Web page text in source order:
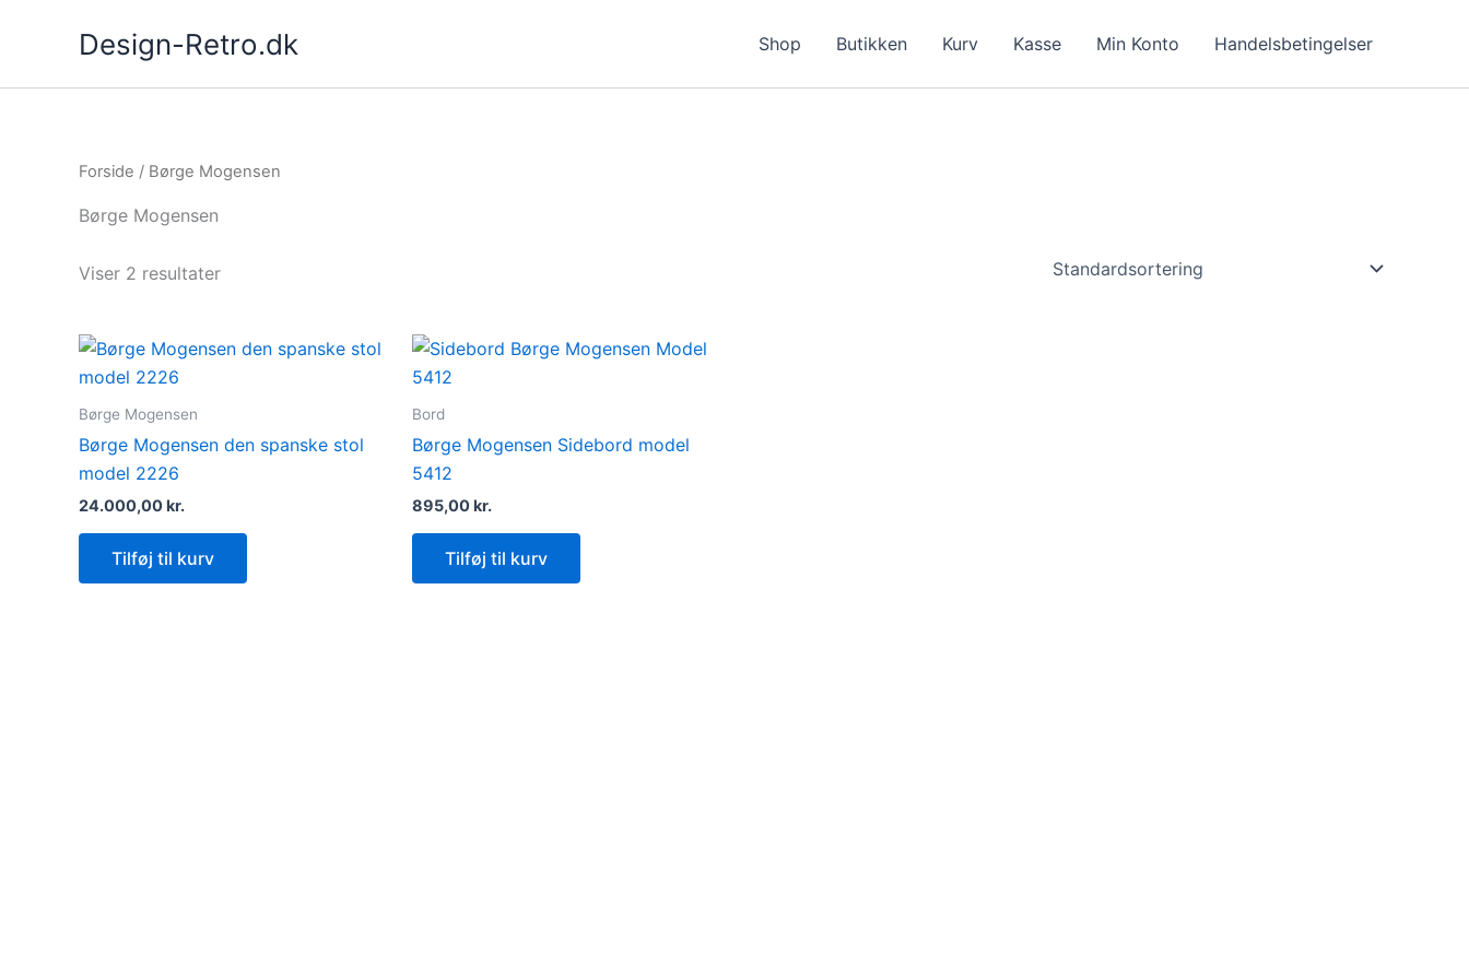
Design-Retro.dk Shop Butikken Kurv Kasse Min Konto Handelsbetingelser
Forside / Børge Mogensen
Børge Mogensen
Viser 2 resultater
Børge Mogensen
Børge Mogensen den spanske stol
model 2226
24.000,00kr.
Tilføj til kurv
Bord
Børge Mogensen Sidebord model
5412
895,00kr.
Tilføj til kurv